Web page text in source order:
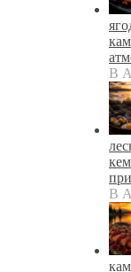
В
В